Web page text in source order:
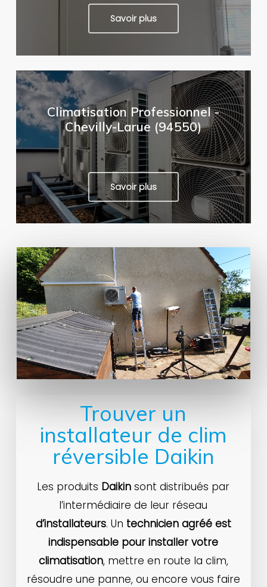
Savoir plus
Climatisation Professionnel -
Chevilly-Larue (94550)
Savoir plus
Trouver un
installateur de clim
réversible Daikin
Les produits Daikin sont distribués par
l’intermédiaire de leur réseau
d’installateurs. Un technicien agréé est
indispensable pour installer votre
climatisation, mettre en route la clim,
résoudre une panne, ou encore vous faire